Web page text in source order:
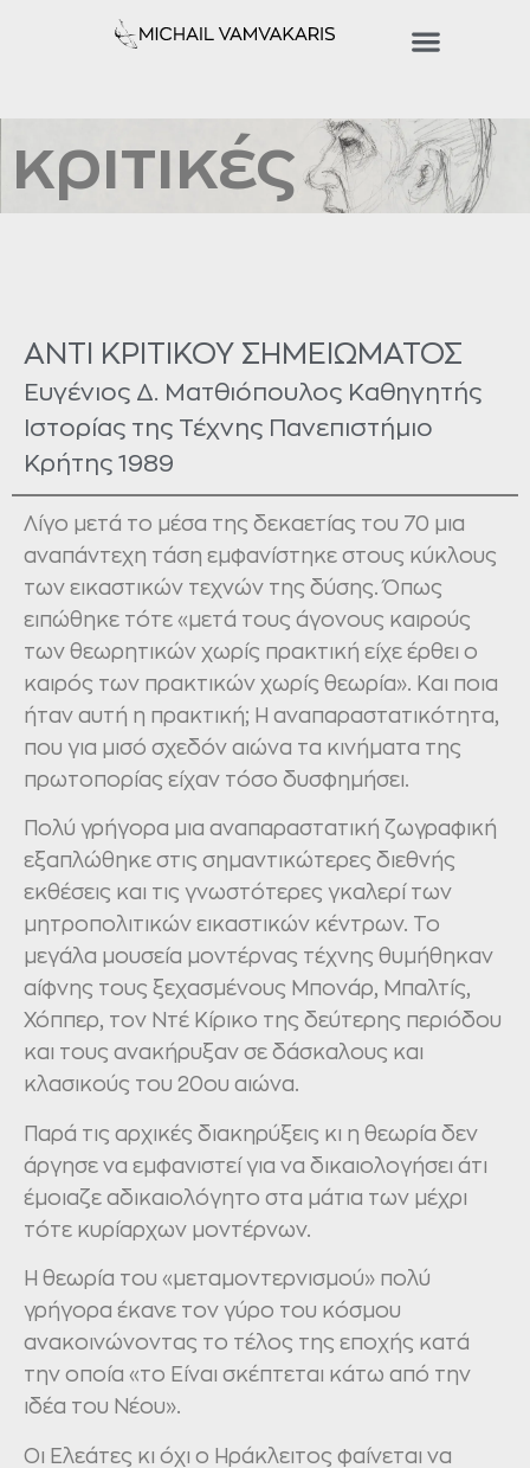
κριτικές
ΑΝΤΙ ΚΡΙΤΙΚΟΥ ΣΗΜΕΙΩΜΑΤΟΣ
Ευγένιος Δ. Ματθιόπουλος Καθηγητής
Ιστορίας της Τέχνης Πανεπιστήμιο
Κρήτης 1989
Λίγο μετά το μέσα της δεκαετίας του 70 μια
αναπάντεχη τάση εμφανίστηκε στους κύκλους
των εικαστικών τεχνών της δύσης. Όπως
ειπώθηκε τότε «μετά τους άγονους καιρούς
των θεωρητικών χωρίς πρακτική είχε έρθει ο
καιρός των πρακτικών χωρίς θεωρία». Και ποια
ήταν αυτή η πρακτική; Η αναπαραστατικότητα,
που για μισό σχεδόν αιώνα τα κινήματα της
πρωτοπορίας είχαν τόσο δυσφημήσει.
Πολύ γρήγορα μια αναπαραστατική ζωγραφική
εξαπλώθηκε στις σημαντικώτερες διεθνής
εκθέσεις και τις γνωστότερες γκαλερί των
μητροπολιτικών εικαστικών κέντρων. Το
μεγάλα μουσεία μοντέρνας τέχνης θυμήθηκαν
αίφνης τους ξεχασμένους Μπονάρ, Μπαλτίς,
Χόππερ, τον Ντέ Κίρικο της δεύτερης περιόδου
και τους ανακήρυξαν σε δάσκαλους και
κλασικούς του 20ου αιώνα.
Παρά τις αρχικές διακηρύξεις κι η θεωρία δεν
άργησε να εμφανιστεί για να δικαιολογήσει άτι
έμοιαζε αδικαιολόγητο στα μάτια των μέχρι
τότε κυρίαρχων μοντέρνων.
Η θεωρία του «μεταμοντερνισμού» πολύ
γρήγορα έκανε τον γύρο του κόσμου
ανακοινώνοντας το τέλος της εποχής κατά
την οποία «το Είναι σκέπτεται κάτω από την
ιδέα του Νέου».
Οι Ελεάτες κι όχι ο Ηράκλειτος φαίνεται να